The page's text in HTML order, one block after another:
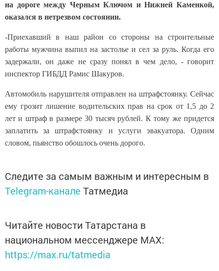
на дороге между Черным Ключом и Нижней Каменкой,
оказался в нетрезвом состоянии.
-Приехавший в наш район со стороны на строительные
работы мужчина выпил на застолье и сел за руль. Когда его
задержали, он даже не сразу понял в чем дело, - говорит
инспектор ГИБДД Рамис Шакуров.
Автомобиль нарушителя отправлен на штрафстоянку. Сейчас
ему грозит лишение водительских прав на срок от 1,5 до 2
лет и штраф в размере 30 тысяч рублей. К тому же придется
заплатить за штрафстоянку и услуги эвакуатора. Одним
словом, пьянство обошлось очень дорого.
Следите за самым важным и интересным в
Telegram-канале Татмедиа
Читайте новости Татарстана в
национальном мессенджере MАХ:
https://max.ru/tatmedia